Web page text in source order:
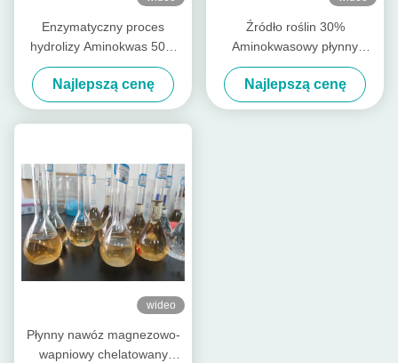
Enzymatyczny proces
hydrolizy Aminokwas 50%
Organiczny płynny nawóz
Najlepszą cenę
Źródło roślin 30%
Aminokwasowy płynny
nawóz Bezchlorowy
opakowanie 1L
Najlepszą cenę
wideo
Płynny nawóz magnezowo-
wapniowy chelatowany